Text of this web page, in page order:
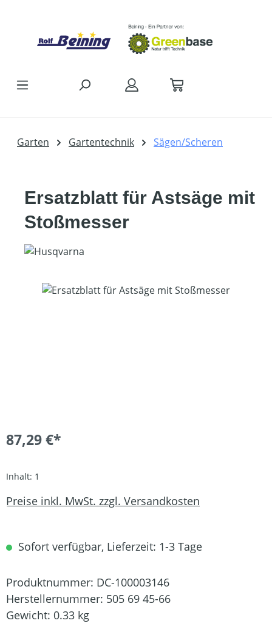
Garten Gartentechnik Sägen/Scheren
Ersatzblatt für Astsäge mit
Stoßmesser
Bildergalerie überspringen
87,29 €*
Inhalt: 1
Preise inkl. MwSt. zzgl. Versandkosten
Sofort verfügbar, Lieferzeit: 1-3 Tage
Produktnummer: DC-100003146
Herstellernummer: 505 69 45-66
Gewicht: 0.33 kg